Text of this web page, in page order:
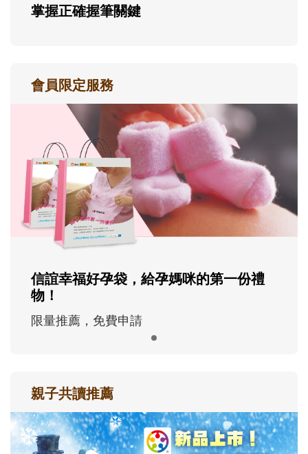
掌握正確握筆關鍵
會員限定服務
信誼幸福好孕袋，給孕媽咪的第一份禮
物！
限量推薦，免費申請
親子共讀推薦